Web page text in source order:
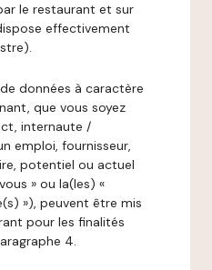
le restaurant et sur
effectivement
données à caractère
que vous soyez
internaute /
emploi, fournisseur,
potentiel ou actuel
» ou la(les) «
»), peuvent être mis
pour les finalités
4.